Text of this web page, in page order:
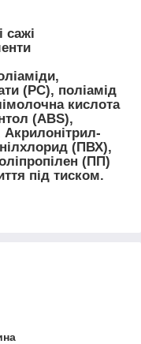
сажі
(PC), поліамід
кислота
(ABS),
(ПВХ),
(ПП)
під тиском.